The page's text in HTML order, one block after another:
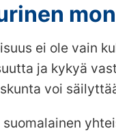
ei ole vain
ja kykyä
voi
suomalainen